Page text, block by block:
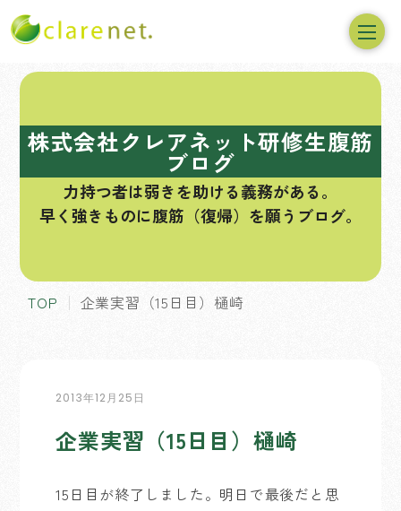
株式会社クレアネット研修生腹筋
ブログ
力持つ者は弱きを助ける義務がある。
早く強きものに腹筋（復帰）を願うブログ。
TOP 企業実習（15日目）樋崎
2013年12月25日
企業実習（15日目）樋崎
15日目が終了しました。明日で最後だと思